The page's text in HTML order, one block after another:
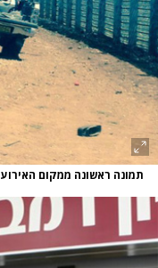
תמונה ראשונה ממקום האירוע